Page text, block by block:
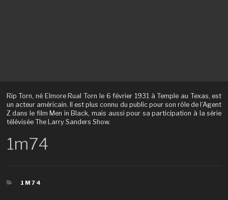
Rip Torn, né Elmore Rual Torn le 6 février 1931 à Temple au Texas, est
un acteur américain. Il est plus connu du public pour son rôle de l’Agent
Z dans le film Men in Black, mais aussi pour sa participation à la série
télévisée The Larry Sanders Show.
1m74
CATÉGORIES
1M74